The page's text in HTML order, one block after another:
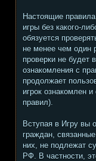
Настоящие
игры без какого-
обязуется
не менее чем один
проверки не будет
ознакомления с
продолжает
игрок ознакомлен
правил).
Вступая в Игру вы
граждан,
них, не подлежат
РФ. В частности,